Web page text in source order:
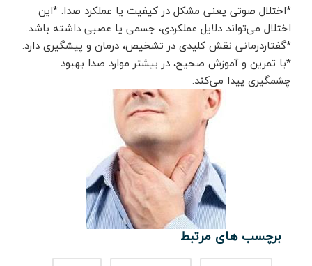
*اختلال صوتی یعنی مشکل در کیفیت یا عملکرد صدا. *این
اختلال می‌تواند دلایل عملکردی، جسمی یا عصبی داشته باشد.
*گفتاردرمانی نقش کلیدی در تشخیص، درمان و پیشگیری دارد.
*با تمرین و آموزش صحیح، در بیشتر موارد صدا بهبود
چشمگیری پیدا می‌کند.
برچسب های مرتبط